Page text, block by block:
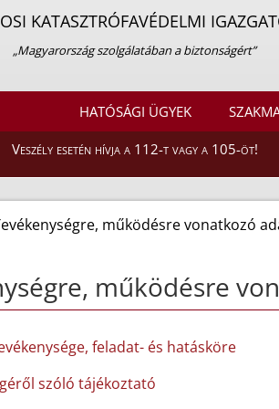
KATASZTRÓFAVÉDELMI
„Magyarország szolgálatában a biztonságért”
HATÓSÁGI ÜGYEK
Veszély esetén hívja a 112-t vagy a 105-öt!
működésre vonatkozó
működésre
feladat- és hatásköre
szóló tájékoztató